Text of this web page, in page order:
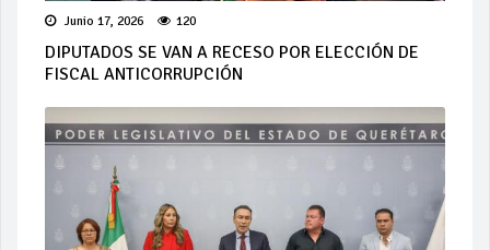
Junio 17, 2026 120
DIPUTADOS SE VAN A RECESO POR ELECCIÓN DE
FISCAL ANTICORRUPCIÓN